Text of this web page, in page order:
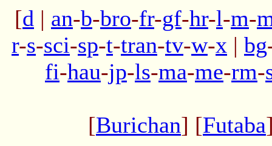
[d | an-b-bro-fr-gf-hr-l-m-
r-s-sci-sp-t-tran-tv-w-x | bg
fi-hau-jp-ls-ma-me-rm-
[Burichan] [Futaba